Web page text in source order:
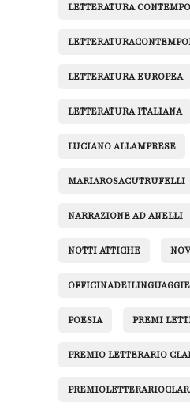
LETTERATURA
LETTERATURA EUROPEA
LETTERATURA ITALIANA
LUCIANO ALLAMPRESE
MARIAROSACUTRUFELLI
NARRAZIONE AD ANELLI
NOTTI ATTICHE
POESIA PREMI
PREMIO LETTERARIO